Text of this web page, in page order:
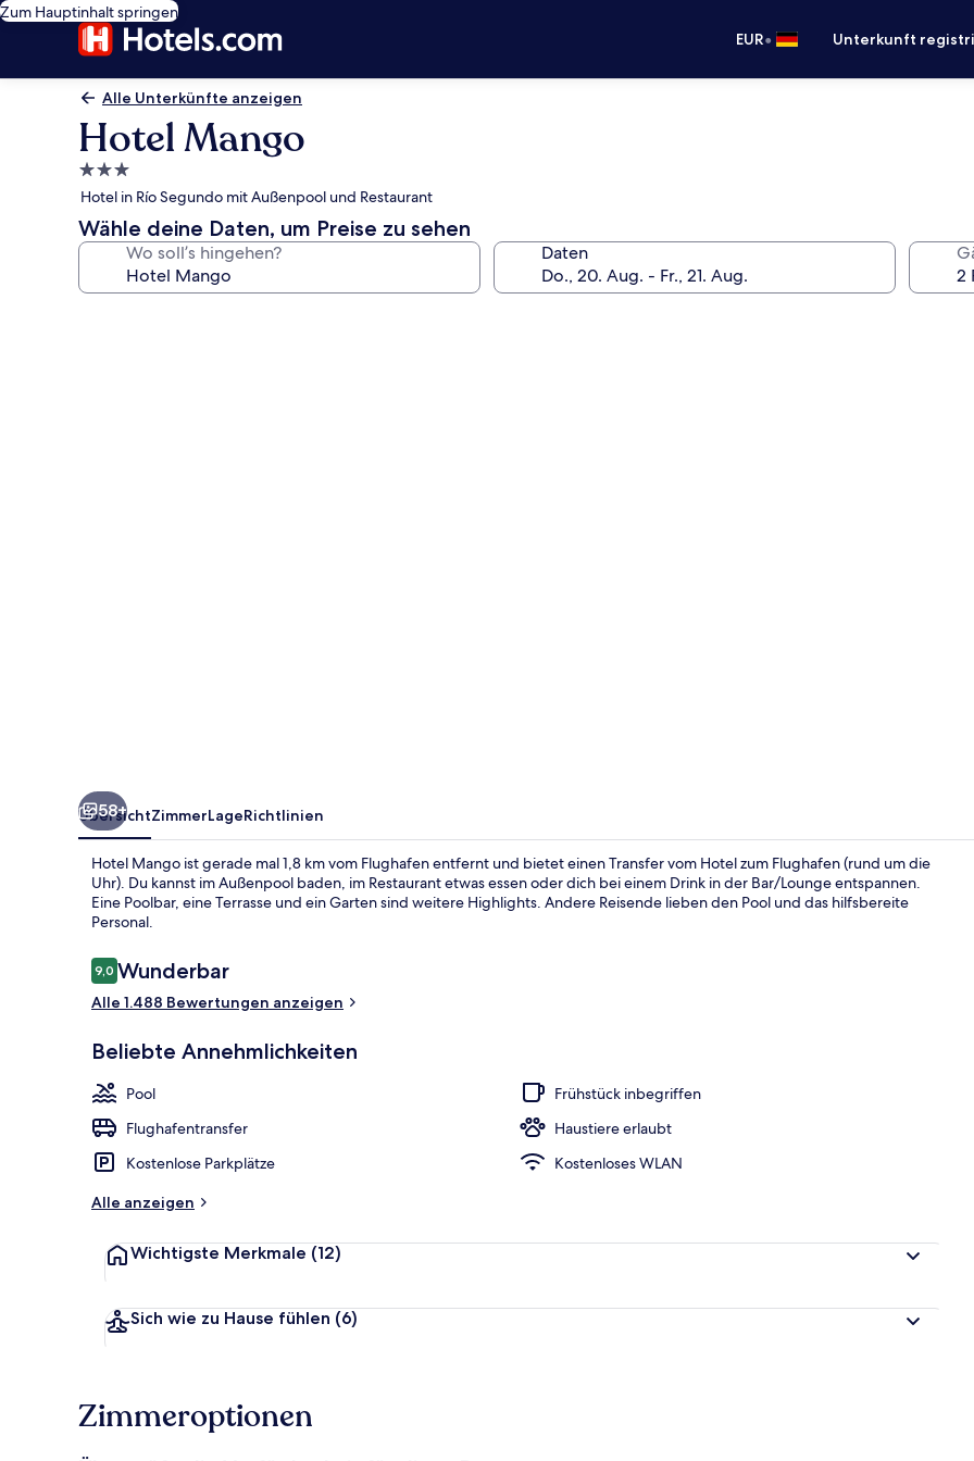
Zum Hauptinhalt springen
EUR• Unterkunft
Alle Unterkünfte anzeigen
Hotel Mango
3.0-
Sterne-
Unterkunft
Hotel in Río Segundo mit Außenpool und Restaurant
Wähle deine Daten, um Preise zu sehen
Wo soll’s hingehen? Daten
58+
ÜbersichtZimmerLageRichtlinien
Hotel Mango ist gerade mal 1,8 km vom Flughafen entfernt und bietet einen Transfer vom Hotel zum Flughafen (rund um die
Uhr). Du kannst im Außenpool baden, im Restaurant etwas essen oder dich bei einem Drink in der Bar/Lounge entspannen.
Eine Poolbar, eine Terrasse und ein Garten sind weitere Highlights. Andere Reisende lieben den Pool und das hilfsbereite
Personal.
Bewertungen
9,09,0 von 10.
Wunderbar
Alle 1.488 Bewertungen anzeigen
Beliebte Annehmlichkeiten
Pool
Frühstück inbegriffen
Flughafentransfer
Haustiere erlaubt
Kostenlose Parkplätze
Kostenloses WLAN
Alle anzeigen
Wichtigste Merkmale (12)
Sich wie zu Hause fühlen (6)
Zimmeroptionen